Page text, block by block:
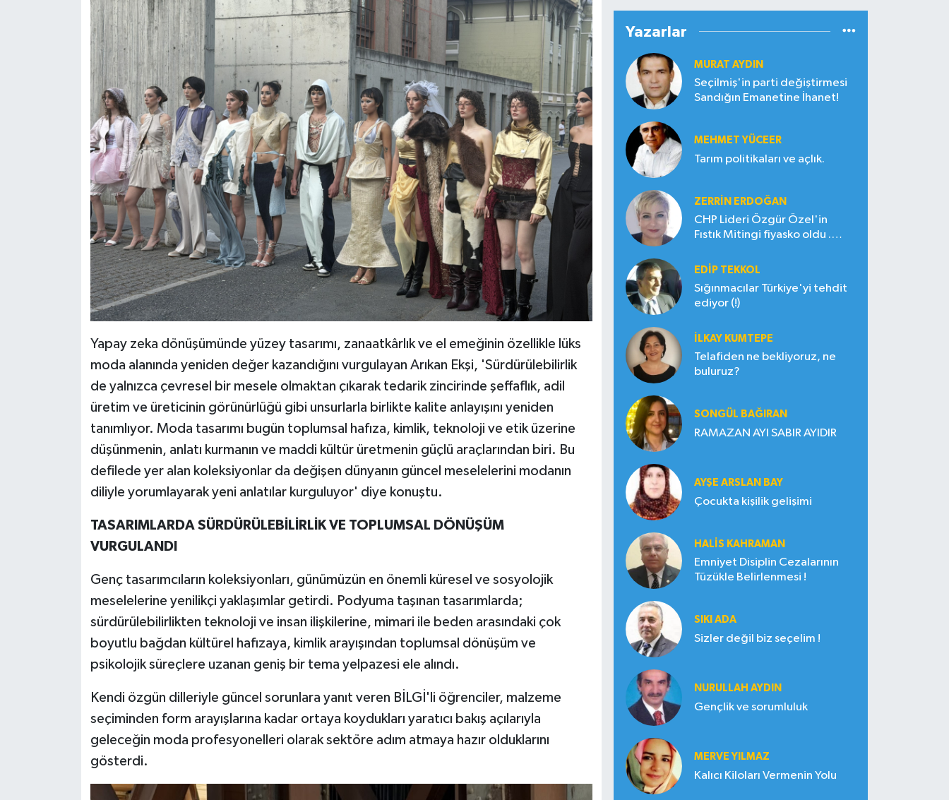
Yapay zeka dönüşümünde yüzey tasarımı, zanaatkârlık ve el emeğinin özellikle lüks
moda alanında yeniden değer kazandığını vurgulayan Arıkan Ekşi, 'Sürdürülebilirlik
de yalnızca çevresel bir mesele olmaktan çıkarak tedarik zincirinde şeffaflık, adil
üretim ve üreticinin görünürlüğü gibi unsurlarla birlikte kalite anlayışını yeniden
tanımlıyor. Moda tasarımı bugün toplumsal hafıza, kimlik, teknoloji ve etik üzerine
düşünmenin, anlatı kurmanın ve maddi kültür üretmenin güçlü araçlarından biri. Bu
defilede yer alan koleksiyonlar da değişen dünyanın güncel meselelerini modanın
diliyle yorumlayarak yeni anlatılar kurguluyor' diye konuştu.
TASARIMLARDA SÜRDÜRÜLEBİLİRLİK VE TOPLUMSAL DÖNÜŞÜM
VURGULANDI
Genç tasarımcıların koleksiyonları, günümüzün en önemli küresel ve sosyolojik
meselelerine yenilikçi yaklaşımlar getirdi. Podyuma taşınan tasarımlarda;
sürdürülebilirlikten teknoloji ve insan ilişkilerine, mimari ile beden arasındaki çok
boyutlu bağdan kültürel hafızaya, kimlik arayışından toplumsal dönüşüm ve
psikolojik süreçlere uzanan geniş bir tema yelpazesi ele alındı.
Kendi özgün dilleriyle güncel sorunlara yanıt veren BİLGİ'li öğrenciler, malzeme
seçiminden form arayışlarına kadar ortaya koydukları yaratıcı bakış açılarıyla
geleceğin moda profesyonelleri olarak sektöre adım atmaya hazır olduklarını
gösterdi.
Yazarlar
MURAT AYDIN
Seçilmiş'in parti değiştirmesi
Sandığın Emanetine İhanet!
MEHMET YÜCEER
Tarım politikaları ve açlık.
ZERRIN ERDOĞAN
CHP Lideri Özgür Özel'in
Fıstık Mitingi fiyasko oldu .
EDIP TEKKOL
Sığınmacılar Türkiye'yi tehdit
ediyor (!)
İLKAY KUMTEPE
Telafiden ne bekliyoruz, ne
buluruz?
SONGÜL BAĞIRAN
RAMAZAN AYI SABIR AYIDIR
AYŞE ARSLAN BAY
Çocukta kişilik gelişimi
HALIS KAHRAMAN
Emniyet Disiplin Cezalarının
Tüzükle Belirlenmesi !
SIKI ADA
Sizler değil biz seçelim !
NURULLAH AYDIN
Gençlik ve sorumluluk
MERVE YILMAZ
Kalıcı Kiloları Vermenin Yolu